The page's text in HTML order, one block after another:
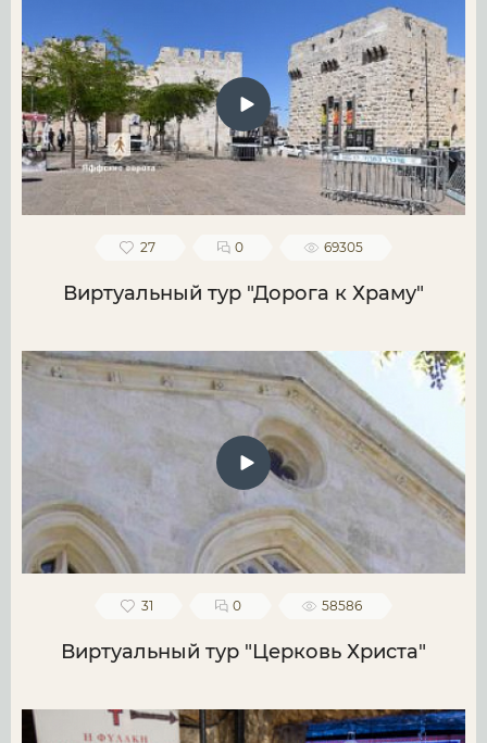
27 0 69305
Виртуальный тур "Дорога к Храму"
31 0 58586
Виртуальный тур "Церковь Христа"